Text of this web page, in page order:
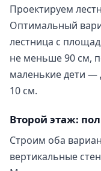
Проектируем
Оптимальный
лестница с
не меньше 90 см,
маленькие дети —
10 см.
Второй этаж:
Строим оба
вертикальные